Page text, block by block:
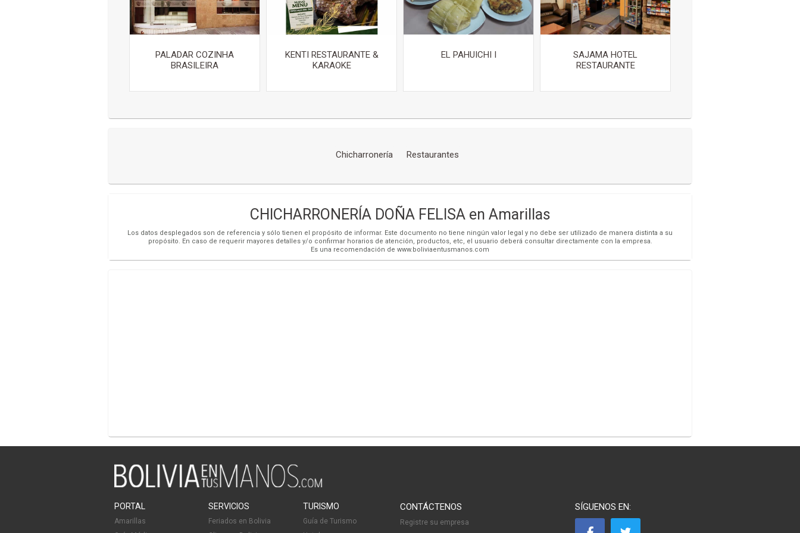
PALADAR COZINHA
BRASILEIRA
KENTI RESTAURANTE &
KARAOKE
EL PAHUICHI I
SAJAMA HOTEL
RESTAURANTE
Chicharronería Restaurantes
CHICHARRONERÍA DOÑA FELISA en Amarillas
Los datos desplegados son de referencia y sólo tienen el propósito de informar. Este documento no tiene ningún valor legal y no debe ser utilizado de manera distinta a su
propósito. En caso de requerir mayores detalles y/o confirmar horarios de atención, productos, etc, el usuario deberá consultar directamente con la empresa.
Es una recomendación de www.boliviaentusmanos.com
PORTAL
Amarillas
SERVICIOS
Feriados en Bolivia
TURISMO
Guía de Turismo
CONTÁCTENOS
Registre su empresa
SÍGUENOS EN: